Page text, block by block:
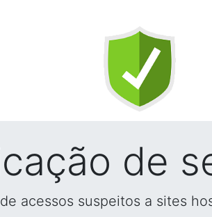
de
acessos suspeitos a sites